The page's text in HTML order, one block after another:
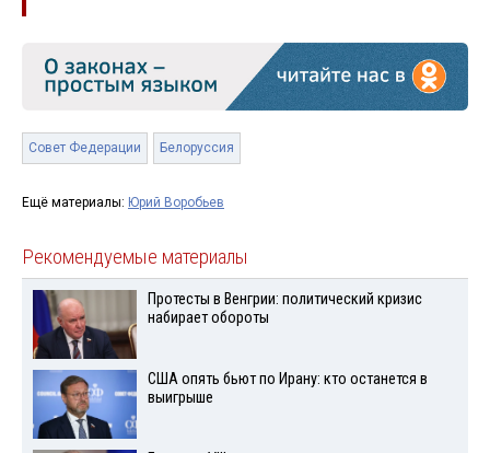
Совет Федерации Белоруссия
Ещё материалы: Юрий Воробьев
Рекомендуемые материалы
Протесты в Венгрии: политический кризис
набирает обороты
США опять бьют по Ирану: кто останется в
выигрыше